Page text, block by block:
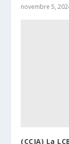
novembre 5,
(CCJA) La